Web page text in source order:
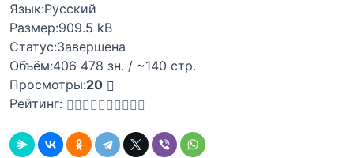
Язык:Русский
Размер:909.5 kB
Статус:Завершена
Объём:406 478 зн. / ~140 стр.
Просмотры:20
Рейтинг: